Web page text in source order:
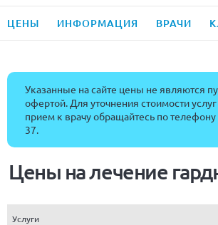
ЦЕНЫ ИНФОРМАЦИЯ ВРАЧИ
Указанные на сайте цены не являются
офертой. Для уточнения стоимости
прием к врачу обращайтесь по телефону
37.
Цены на лечение
Услуги